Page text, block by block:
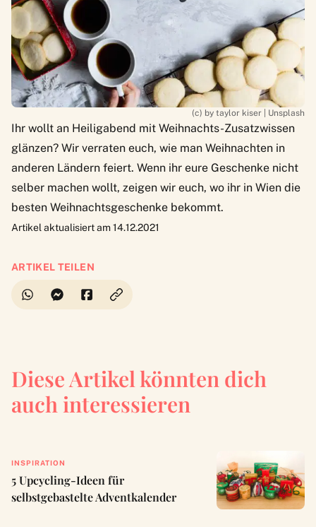
(c) by taylor kiser | Unsplash
Ihr wollt an Heiligabend mit Weihnachts-Zusatzwissen
glänzen? Wir verraten euch, wie man Weihnachten in
anderen Ländern feiert. Wenn ihr eure Geschenke nicht
selber machen wollt, zeigen wir euch, wo ihr in Wien die
besten Weihnachtsgeschenke bekommt.
Artikel aktualisiert am 14.12.2021
ARTIKEL TEILEN
Diese Artikel könnten dich
auch interessieren
INSPIRATION
5 Upcycling-Ideen für
selbstgebastelte Adventkalender